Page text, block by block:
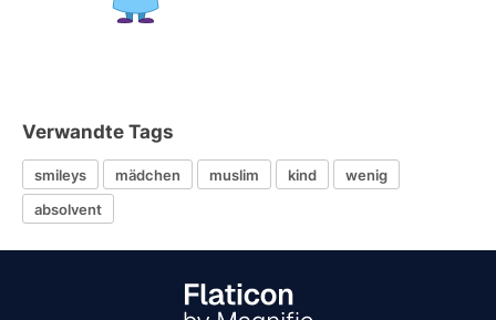
Verwandte Tags
smileys mädchen muslim kind
wenig
absolvent